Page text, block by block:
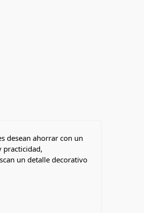
desean ahorrar con un
practicidad,
un detalle decorativo